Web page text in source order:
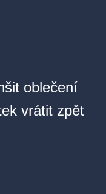
oblečení
vrátit zpět